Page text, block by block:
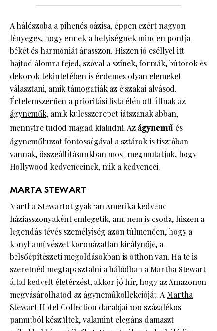
A hálószoba a pihenés oázisa, éppen ezért nagyon
lényeges, hogy ennek a helyiségnek minden pontja
békét és harmóniát árasszon. Hiszen jó eséllyel itt
hajtod álomra fejed, szóval a színek, formák, bútorok és
dekorok tekintetében is érdemes olyan elemeket
választani, amik támogatják az éjszakai alvásod.
Értelemszerűen a prioritási lista élén ott állnak az
ágyneműk, amik kulcsszerepet játszanak abban,
mennyire tudod magad kialudni. Azágynemű és
ágyneműhuzat fontosságával a sztárok is tisztában
vannak, összeállításunkban most megmutatjuk, hogy
Hollywood kedvenceinek, mik a kedvencei.
MARTA STEWART
Martha Stewartot gyakran Amerika kedvenc
háziasszonyaként emlegetik, ami nem is csoda, hiszen a
legendás tévés személyiség azon túlmenően, hogy a
konyhaművészet koronázatlan királynője, a
belsőépítészeti megoldásokban is otthon van. Ha te is
szeretnéd megtapasztalni a hálódban a Martha Stewart
által kedvelt életérzést, akkor jó hír, hogy az Amazonon
megvásárolhatod az ágyneműkollekcióját. A Martha
StewartHotel Collection darabjai 100 százalékos
pamutból készültek, valamint elegáns damaszt